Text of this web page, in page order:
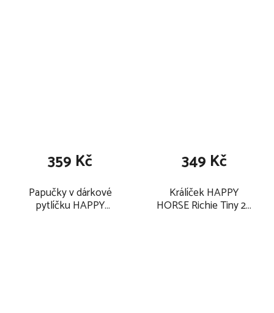
Papučky v dárkové
pytlíčku HAPPY
359 Kč
Králíček HAPPY
HORSE Richie Tiny 28
349 Kč